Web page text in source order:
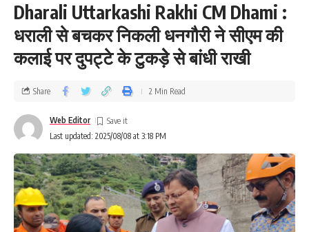
Dharali Uttarkashi Rakhi CM Dhami :
धराली से बचकर निकली धनगौरी ने सीएम की
कलाई पर दुपट्टे के टुकड़ेे से बांधी राखी
Last updated: 2025/08/08 at 3:18 PM
Web Editor
Share 2 Min Read